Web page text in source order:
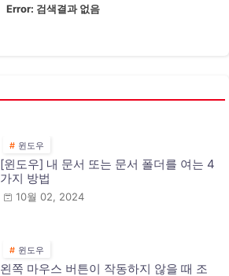
Error: 검색결과 없음
윈도우
[윈도우] 내 문서 또는 문서 폴더를 여는 4
가지 방법
10월 02, 2024
윈도우
왼쪽 마우스 버튼이 작동하지 않을 때 조